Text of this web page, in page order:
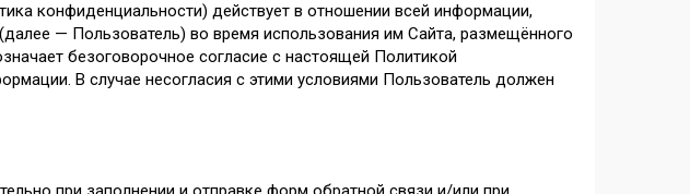
конфиденциальности) действует в отношении всей информации,
— Пользователь) во время использования им Сайта, размещённого
безоговорочное согласие с настоящей Политикой
В случае несогласия с этими условиями Пользователь должен